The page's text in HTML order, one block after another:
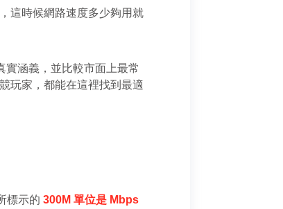
這時候網路速度多少夠用就
實涵義，並比較市面上最常
玩家，都能在這裡找到最適
標示的 300M 單位是 Mbps